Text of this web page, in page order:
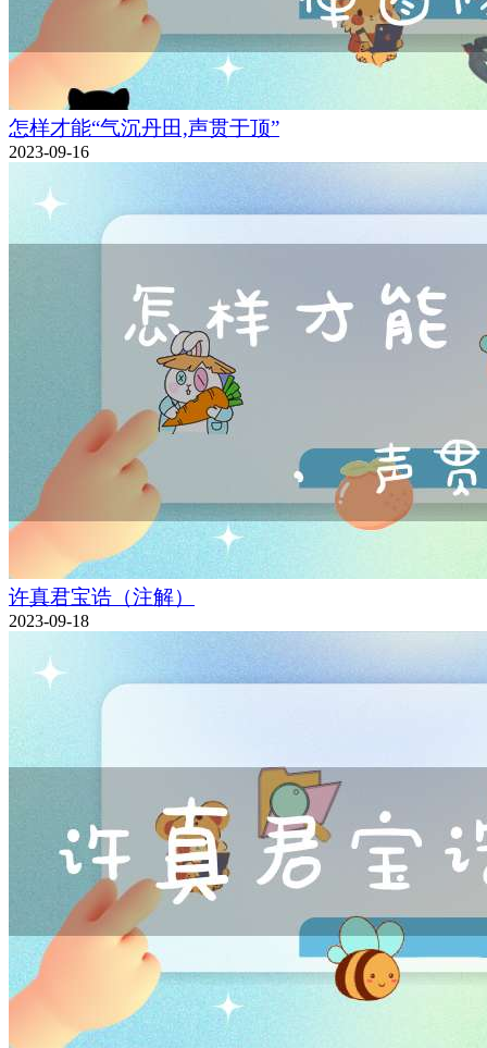
怎样才能“气沉丹田,声贯于顶”
2023-09-16
许真君宝诰（注解）
2023-09-18